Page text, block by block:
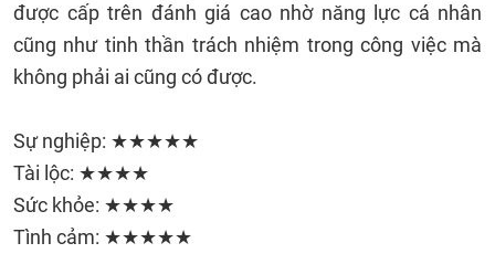
được cấp trên đánh giá cao nhờ năng lực cá nhân
cũng như tinh thần trách nhiệm trong công việc mà
không phải ai cũng có được.
Sự nghiệp: ★★★★★
Tài lộc: ★★★★
Sức khỏe: ★★★★
Tình cảm: ★★★★★